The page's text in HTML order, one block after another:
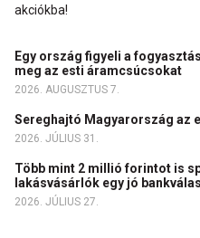
akciókba!
Egy ország figyeli a
meg az esti áramcsúcsokat
2026. AUGUSZTUS 7.
Sereghajtó Magyarország az
2026. JÚLIUS 31.
Több mint 2 millió forintot is
lakásvásárlók egy jó
2026. JÚLIUS 27.